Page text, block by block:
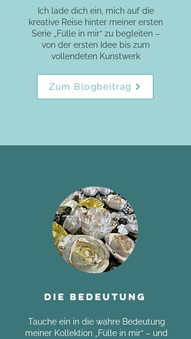
Ich lade dich ein, mich auf die
kreative Reise hinter meiner ersten
Serie „Fülle in mir“ zu begleiten –
von der ersten Idee bis zum
vollendeten Kunstwerk
Zum Blogbeitrag
Die Bedeutung
Tauche ein in die wahre Bedeutung
meiner Kollektion „Fülle in mir“ – und